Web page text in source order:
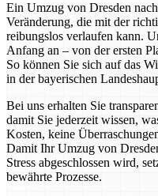
Ein Umzug von Dresden
Veränderung, die mit der
reibungslos verlaufen kann.
Anfang an – von der ersten
So können Sie sich auf das
in der bayerischen
Bei uns erhalten Sie
damit Sie jederzeit wissen,
Kosten, keine
Damit Ihr Umzug von
Stress abgeschlossen wird,
bewährte Prozesse.